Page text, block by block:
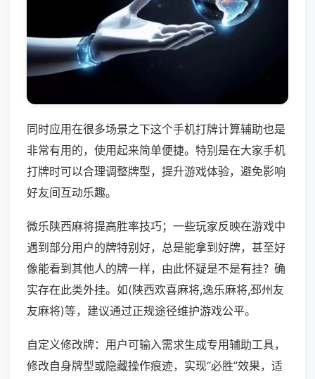
同时应用在很多场景之下这个手机打牌计算辅助也是
非常有用的，使用起来简单便捷。特别是在大家手机
打牌时可以合理调整牌型，提升游戏体验，避免影响
好友间互动乐趣。
微乐陕西麻将提高胜率技巧；一些玩家反映在游戏中
遇到部分用户的牌特别好，总是能拿到好牌，甚至好
像能看到其他人的牌一样，由此怀疑是不是有挂？确
实存在此类外挂。如(陕西欢喜麻将,逸乐麻将,邳州友
友麻将)等，建议通过正规途径维护游戏公平。
自定义修改牌：用户可输入需求生成专用辅助工具，
修改自身牌型或隐藏操作痕迹，实现“必胜”效果，适